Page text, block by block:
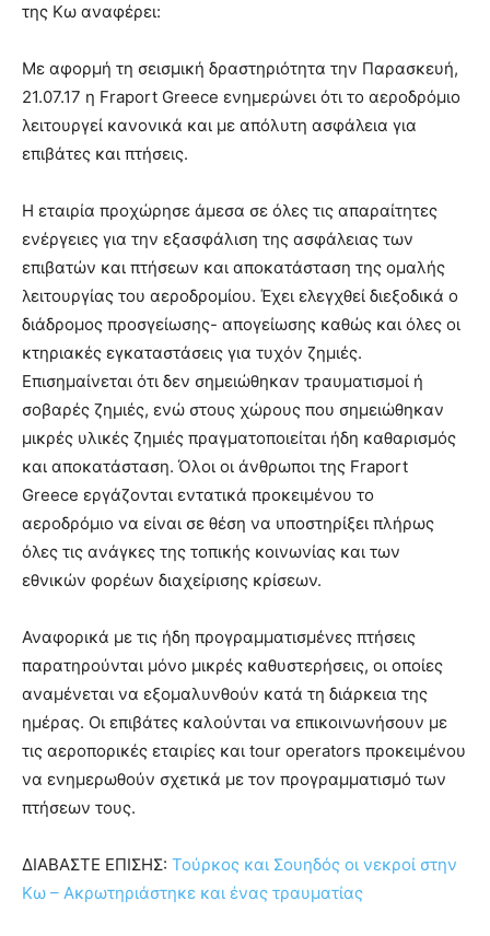
της Κω αναφέρει:
Με αφορμή τη σεισμική δραστηριότητα την Παρασκευή,
21.07.17 η Fraport Greece ενημερώνει ότι το αεροδρόμιο
λειτουργεί κανονικά και με απόλυτη ασφάλεια για
επιβάτες και πτήσεις.
Η εταιρία προχώρησε άμεσα σε όλες τις απαραίτητες
ενέργειες για την εξασφάλιση της ασφάλειας των
επιβατών και πτήσεων και αποκατάσταση της ομαλής
λειτουργίας του αεροδρομίου. Έχει ελεγχθεί διεξοδικά ο
διάδρομος προσγείωσης- απογείωσης καθώς και όλες οι
κτηριακές εγκαταστάσεις για τυχόν ζημιές.
Επισημαίνεται ότι δεν σημειώθηκαν τραυματισμοί ή
σοβαρές ζημιές, ενώ στους χώρους που σημειώθηκαν
μικρές υλικές ζημιές πραγματοποιείται ήδη καθαρισμός
και αποκατάσταση. Όλοι οι άνθρωποι της Fraport
Greece εργάζονται εντατικά προκειμένου το
αεροδρόμιο να είναι σε θέση να υποστηρίξει πλήρως
όλες τις ανάγκες της τοπικής κοινωνίας και των
εθνικών φορέων διαχείρισης κρίσεων.
Αναφορικά με τις ήδη προγραμματισμένες πτήσεις
παρατηρούνται μόνο μικρές καθυστερήσεις, οι οποίες
αναμένεται να εξομαλυνθούν κατά τη διάρκεια της
ημέρας. Οι επιβάτες καλούνται να επικοινωνήσουν με
τις αεροπορικές εταιρίες και tour operators προκειμένου
να ενημερωθούν σχετικά με τον προγραμματισμό των
πτήσεων τους.
ΔΙΑΒΑΣΤΕ ΕΠΙΣΗΣ: Τούρκος και Σουηδός οι νεκροί στην
Κω – Ακρωτηριάστηκε και ένας τραυματίας